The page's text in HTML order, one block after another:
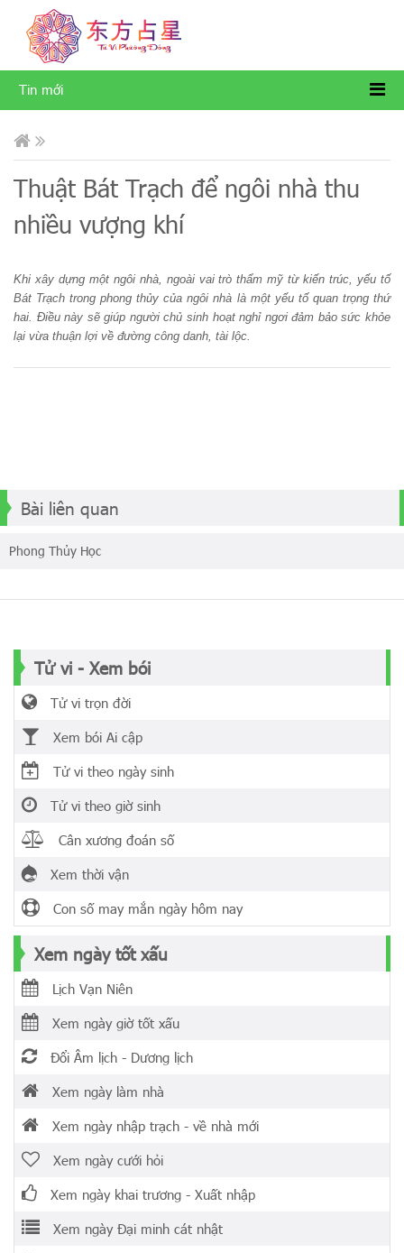
Tin mới
Thuật Bát Trạch để ngôi nhà thu
nhiều vượng khí
Khi xây dựng một ngôi nhà, ngoài vai trò thẩm mỹ từ kiến trúc, yếu tố
Bát Trạch trong phong thủy của ngôi nhà là một yếu tố quan trọng thứ
hai. Điều này sẽ giúp người chủ sinh hoạt nghỉ ngơi đảm bảo sức khỏe
lại vừa thuận lợi về đường công danh, tài lộc.
Bài liên quan
Phong Thủy Học
Tử vi - Xem bói
Tử vi trọn đời
Xem bói Ai cập
Tử vi theo ngày sinh
Tử vi theo giờ sinh
Cân xương đoán số
Xem thời vận
Con số may mắn ngày hôm nay
Xem ngày tốt xấu
Lịch Vạn Niên
Xem ngày giờ tốt xấu
Đổi Âm lịch - Dương lịch
Xem ngày làm nhà
Xem ngày nhập trạch - về nhà mới
Xem ngày cưới hỏi
Xem ngày khai trương - Xuất nhập
Xem ngày Đại minh cát nhật